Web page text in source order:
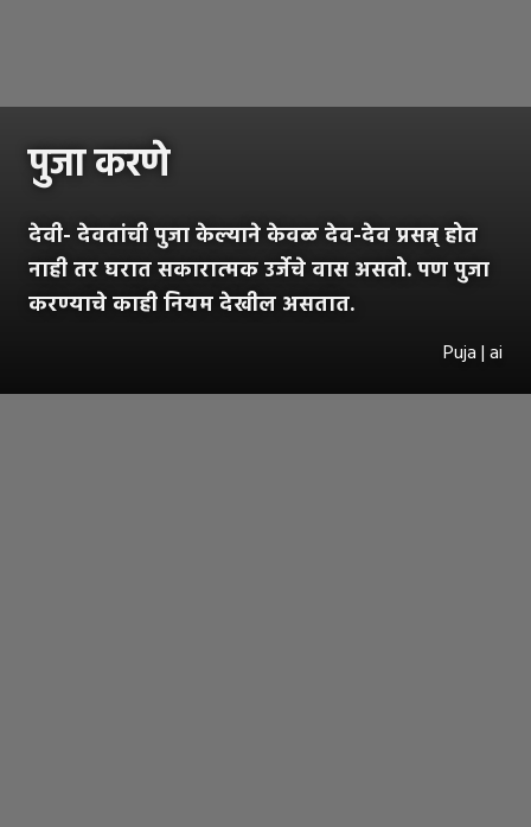
पुजा करणे
देवी- देवतांची पुजा केल्याने केवळ देव-देव प्रसन्न् होत
नाही तर घरात सकारात्मक उर्जेचे वास असतो. पण पुजा
करण्याचे काही नियम देखील असतात.
Puja | ai